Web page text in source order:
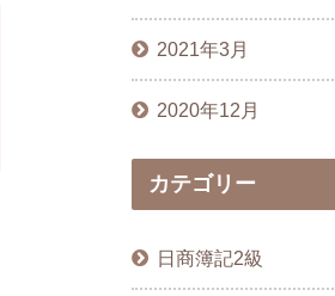
2021年3月
2020年12月
カテゴリー
日商簿記2級